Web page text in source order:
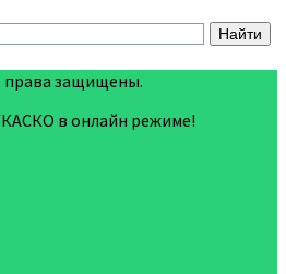
права защищены.
в онлайн режиме!